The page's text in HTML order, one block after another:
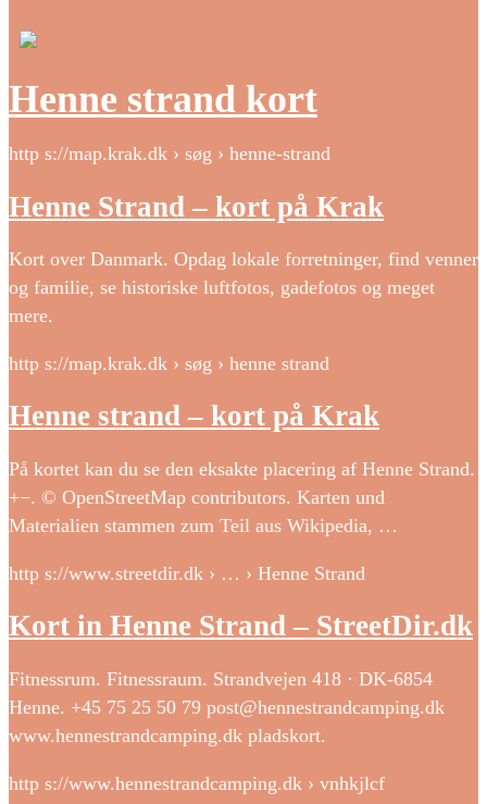
Henne strand kort
http s://map.krak.dk › søg › henne-strand
Henne Strand – kort på Krak
Kort over Danmark. Opdag lokale forretninger, find venner
og familie, se historiske luftfotos, gadefotos og meget
mere.
http s://map.krak.dk › søg › henne strand
Henne strand – kort på Krak
På kortet kan du se den eksakte placering af Henne Strand.
+−. © OpenStreetMap contributors. Karten und
Materialien stammen zum Teil aus Wikipedia, …
http s://www.streetdir.dk › … › Henne Strand
Kort in Henne Strand – StreetDir.dk
Fitnessrum. Fitnessraum. Strandvejen 418 · DK-6854
Henne. +45 75 25 50 79 post@hennestrandcamping.dk
www.hennestrandcamping.dk pladskort.
http s://www.hennestrandcamping.dk › vnhkjlcf